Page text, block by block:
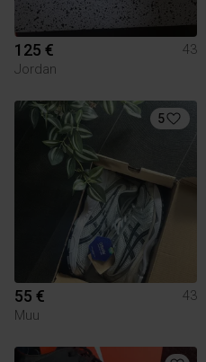
125 €
43
Jordan
5
55 €
43
Muu